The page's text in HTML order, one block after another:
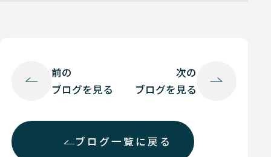
前の
ブログを見る
ブログ一覧に戻る
次の
ブログを見る